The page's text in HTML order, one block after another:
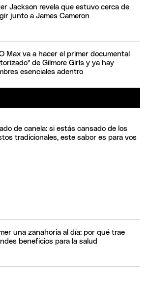
Jackson revela que estuvo cerca de
junto a James Cameron
Max va a hacer el primer documental
de Gilmore Girls y ya hay
esenciales adentro
de canela: si estás cansado de los
tradicionales, este sabor es para vos
una zanahoria al día: por qué trae
beneficios para la salud